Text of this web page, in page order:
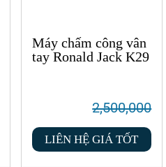
Máy chấm công vân
tay Ronald Jack K29
2,500,000
LIÊN HỆ GIÁ TỐT